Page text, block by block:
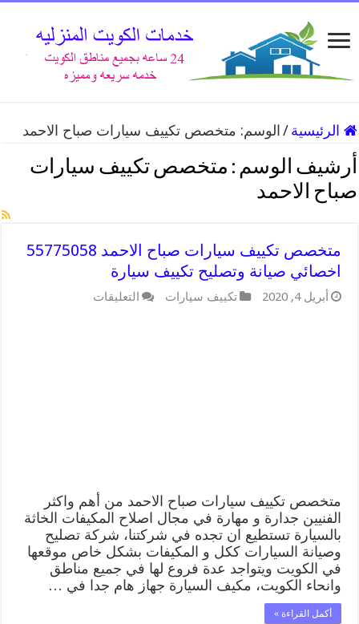
الرئيسية / الوسم: متخصص تكييف سيارات صباح الاحمد
أرشيف الوسم : متخصص تكييف سيارات
صباح الاحمد
متخصص تكييف سيارات صباح الاحمد 55775058
اخصائي صيانة وتصليح تكييف سيارة
أبريل 4, 2020 تكييف سيارات التعليقات
متخصص تكييف سيارات صباح الاحمد من أهم واكثر
الفنيين جدارة و مهارة في مجال اصلاح المكيفات الخاثة
بالسيارة تستطيع ان تجده في شركتنا، شركة تصليح
وصيانة السيارات ككل و المكيفات بشكل خاص موقعها
في الكويت ويتواجد عدة فروع لها في جميع مناطق
وانحاء الكويت، مكيف السيارة جهاز هام جدا في …
أكمل القراءة »